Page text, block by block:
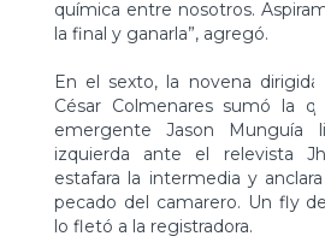
química entre nosotros.
la final y ganarla”, agregó.
En el sexto, la novena
César Colmenares sumó la
emergente Jason Munguía
izquierda ante el relevista
estafara la intermedia y
pecado del camarero. Un fly
lo fletó a la registradora.